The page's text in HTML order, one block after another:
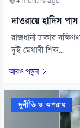
দাওরায়ে হাদিস
রাজধানী ঢাকার
দুই মেধাবী শিক...
আরও পড়ুন
দুর্নীতি ও অপরাধ